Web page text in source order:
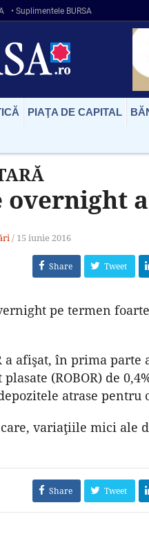
• Suplimentele BURSA
PIAŢA DE CAPITAL
overnight
/ 15 iunie 2016
Share Tweet
pe termen
a afişat, în prima
(ROBOR) de
atrase pentru
variaţiile mici ale
Share Tweet